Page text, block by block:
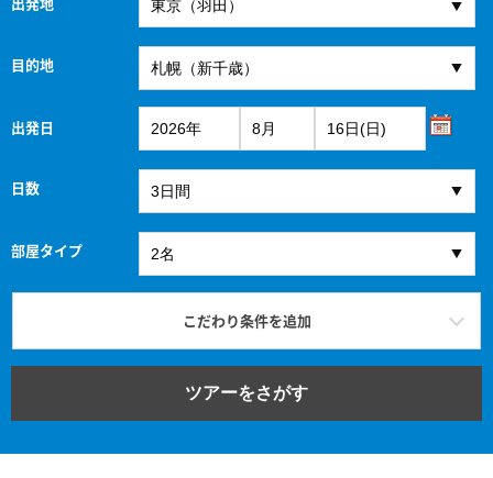
目的地
出発日
日数
部屋タイプ
こだわり条件を追加
ツアーをさがす